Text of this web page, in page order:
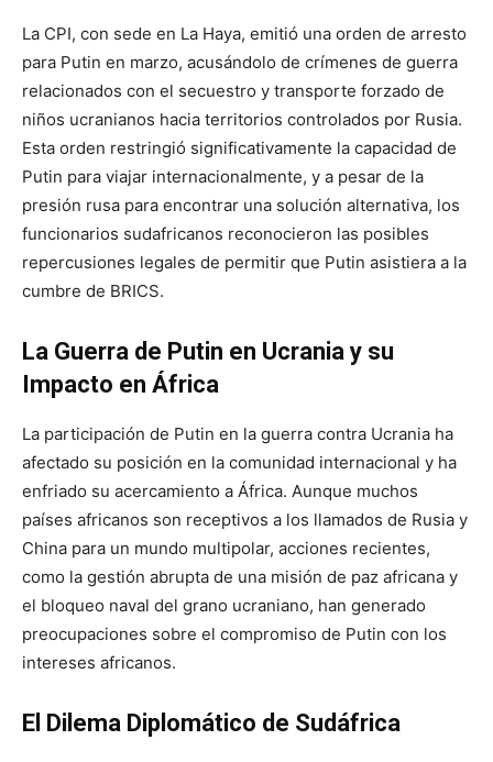
La CPI, con sede en La Haya, emitió una orden de arresto
para Putin en marzo, acusándolo de crímenes de guerra
relacionados con el secuestro y transporte forzado de
niños ucranianos hacia territorios controlados por Rusia.
Esta orden restringió significativamente la capacidad de
Putin para viajar internacionalmente, y a pesar de la
presión rusa para encontrar una solución alternativa, los
funcionarios sudafricanos reconocieron las posibles
repercusiones legales de permitir que Putin asistiera a la
cumbre de BRICS.
La Guerra de Putin en Ucrania y su
Impacto en África
La participación de Putin en la guerra contra Ucrania ha
afectado su posición en la comunidad internacional y ha
enfriado su acercamiento a África. Aunque muchos
países africanos son receptivos a los llamados de Rusia y
China para un mundo multipolar, acciones recientes,
como la gestión abrupta de una misión de paz africana y
el bloqueo naval del grano ucraniano, han generado
preocupaciones sobre el compromiso de Putin con los
intereses africanos.
El Dilema Diplomático de Sudáfrica